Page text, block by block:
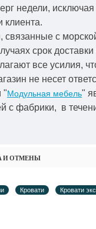
недели,
клиента.
с
срок
все усилия,
не несет
"Модульная мебель"
с фабрики, в
И ОТМЕНЫ
Кровати Кровати